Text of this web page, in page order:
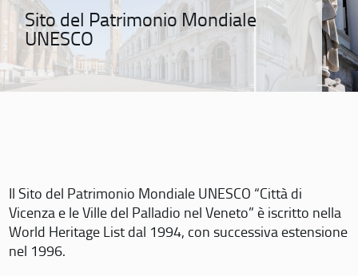
Sito del Patrimonio Mondiale
UNESCO
Il Sito del Patrimonio Mondiale UNESCO “Città di
Vicenza e le Ville del Palladio nel Veneto” è iscritto nella
World Heritage List dal 1994, con successiva estensione
nel 1996.